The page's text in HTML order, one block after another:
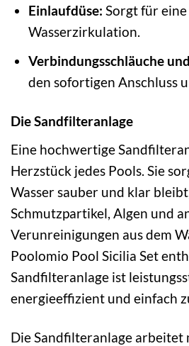
Einlaufdüse: Sorgt für
Wasserzirkulation.
Verbindungsschläuche
den sofortigen Anschluss
Die Sandfilteranlage
Eine hochwertige
Herzstück jedes Pools. Sie
Wasser sauber und klar
Schmutzpartikel, Algen und
Verunreinigungen aus dem
Poolomio Pool Sicilia Set
Sandfilteranlage ist
energieeffizient und einfach
Die Sandfilteranlage arbeitet